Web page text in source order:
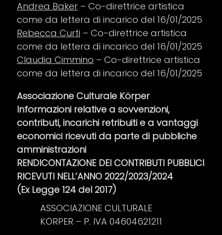
Andrea Baker– Co-direttrice artistica
come da lettera di incarico del 16/01/2025
Rebecca Curti – Co-direttrice artistica
come da lettera di incarico del 16/01/2025
Claudia Cimmino – Co-direttrice artistica
come da lettera di incarico del 16/01/2025
Associazione Culturale Körper
Informazioni relative a sovvenzioni,
contributi, incarichi retribuiti e a vantaggi
economici ricevuti da parte di pubbliche
amministrazioni
RENDICONTAZIONE DEI CONTRIBUTI PUBBLICI
RICEVUTI NELL’ANNO 2022/2023/2024
(Ex Legge 124 del 2017)
ASSOCIAZIONE CULTURALE
KÖRPER – P. IVA 04604621211